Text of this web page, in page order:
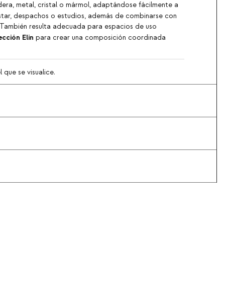
metal, cristal o mármol, adaptándose fácilmente a
despachos o estudios, además de combinarse con
resulta adecuada para espacios de uso
Elin para crear una composición coordinada
se visualice.